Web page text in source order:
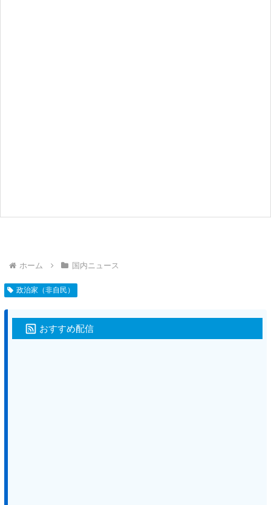
ホーム 国内ニュース
政治家（非自民）
おすすめ配信